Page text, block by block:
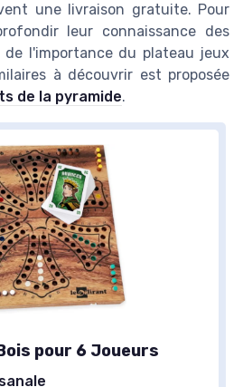
une livraison gratuite. Pour
leur connaissance des
de l'importance du plateau jeux
à découvrir est proposée
de la pyramide.
pour 6 Joueurs